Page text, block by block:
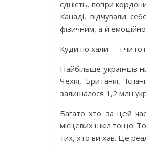
єдність, попри
Канаді, відчували
фізичним, а й
Куди поїхали — і чи
Найбільше українців
Чехія, Британія,
залишалося 1,2 млн
Багато хто за цей
місцевих шкіл тощо.
тих, хто виїхав. Це